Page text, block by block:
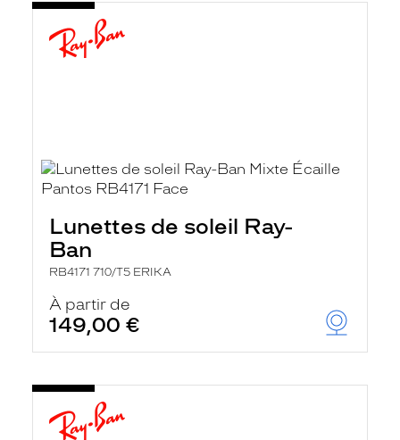
Lunettes de soleil Ray-
Ban
RB4171 710/T5 ERIKA
À partir de
149,00 €